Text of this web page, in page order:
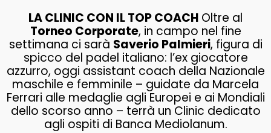
LA CLINIC CON IL TOP COACH Oltre al
Torneo Corporate, in campo nel fine
settimana ci sarà Saverio Palmieri, figura di
spicco del padel italiano: l’ex giocatore
azzurro, oggi assistant coach della Nazionale
maschile e femminile – guidate da Marcela
Ferrari alle medaglie agli Europei e ai Mondiali
dello scorso anno – terrà un Clinic dedicato
agli ospiti di Banca Mediolanum.